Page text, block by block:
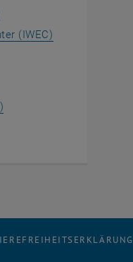
(IWEC)